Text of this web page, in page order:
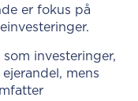
er fokus på
investeringer,
mens